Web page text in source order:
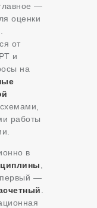
—
оценки
от
и
на
работы
в
первый —